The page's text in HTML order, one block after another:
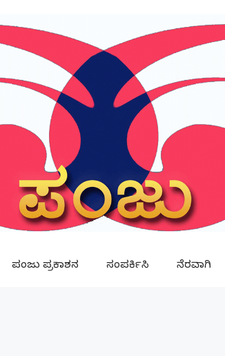
ಪಂಜು ಪ್ರಕಾಶನ ಸಂಪರ್ಕಿಸಿ ನೆರವಾಗಿ